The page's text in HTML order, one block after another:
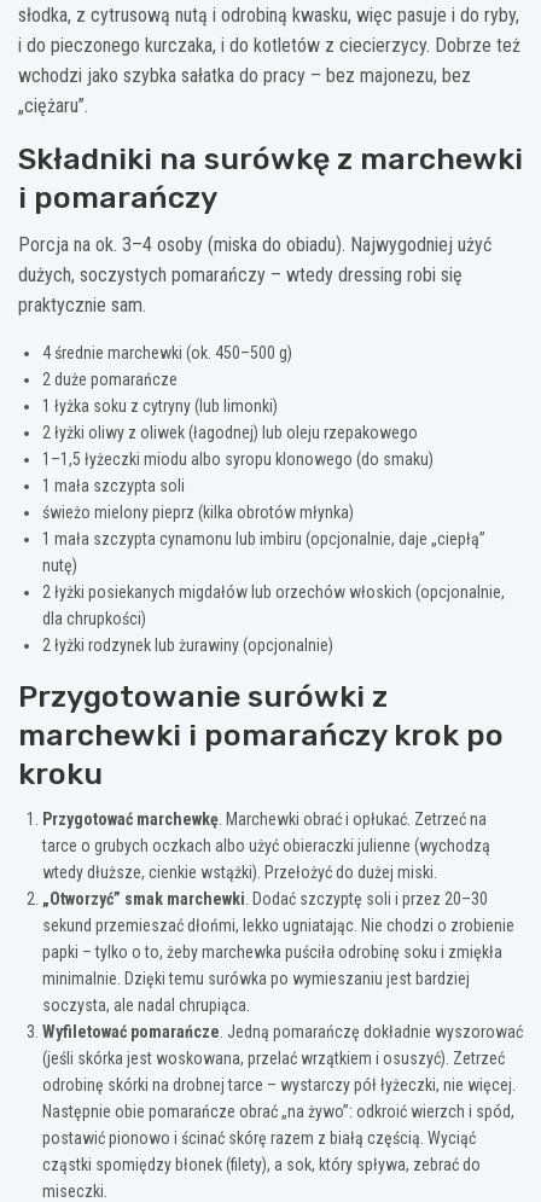
słodka, z cytrusową nutą i odrobiną kwasku, więc pasuje i do ryby,
i do pieczonego kurczaka, i do kotletów z ciecierzycy. Dobrze też
wchodzi jako szybka sałatka do pracy – bez majonezu, bez
„ciężaru”.
Składniki na surówkę z marchewki
i pomarańczy
Porcja na ok. 3–4 osoby (miska do obiadu). Najwygodniej użyć
dużych, soczystych pomarańczy – wtedy dressing robi się
praktycznie sam.
4 średnie marchewki (ok. 450–500 g)
2 duże pomarańcze
1 łyżka soku z cytryny (lub limonki)
2 łyżki oliwy z oliwek (łagodnej) lub oleju rzepakowego
1–1,5 łyżeczki miodu albo syropu klonowego (do smaku)
1 mała szczypta soli
świeżo mielony pieprz (kilka obrotów młynka)
1 mała szczypta cynamonu lub imbiru (opcjonalnie, daje „ciepłą”
nutę)
2 łyżki posiekanych migdałów lub orzechów włoskich (opcjonalnie,
dla chrupkości)
2 łyżki rodzynek lub żurawiny (opcjonalnie)
Przygotowanie surówki z
marchewki i pomarańczy krok po
kroku
Przygotować marchewkę . Marchewki obrać i opłukać. Zetrzeć na
tarce o grubych oczkach albo użyć obieraczki julienne (wychodzą
wtedy dłuższe, cienkie wstążki). Przełożyć do dużej miski.
„Otworzyć” smak marchewki . Dodać szczyptę soli i przez 20–30
sekund przemieszać dłońmi, lekko ugniatając. Nie chodzi o zrobienie
papki – tylko o to, żeby marchewka puściła odrobinę soku i zmiękła
minimalnie. Dzięki temu surówka po wymieszaniu jest bardziej
soczysta, ale nadal chrupiąca.
Wyfiletować pomarańcze . Jedną pomarańczę dokładnie wyszorować
(jeśli skórka jest woskowana, przelać wrzątkiem i osuszyć). Zetrzeć
odrobinę skórki na drobnej tarce – wystarczy pół łyżeczki, nie więcej.
Następnie obie pomarańcze obrać „na żywo”: odkroić wierzch i spód,
postawić pionowo i ścinać skórę razem z białą częścią. Wyciąć
cząstki spomiędzy błonek (filety), a sok, który spływa, zebrać do
miseczki.